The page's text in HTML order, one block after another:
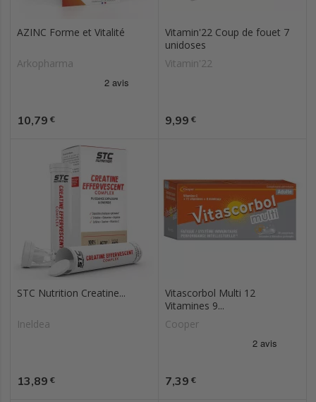
AZINC Forme et Vitalité
Arkopharma
Prix
10,79 €
Vitamin'22 Coup de fouet 7
unidoses
Vitamin'22
Prix
9,99 €
STC Nutrition Creatine...
Ineldea
Prix
13,89 €
Vitascorbol Multi 12
Vitamines 9...
Cooper
Prix
7,39 €